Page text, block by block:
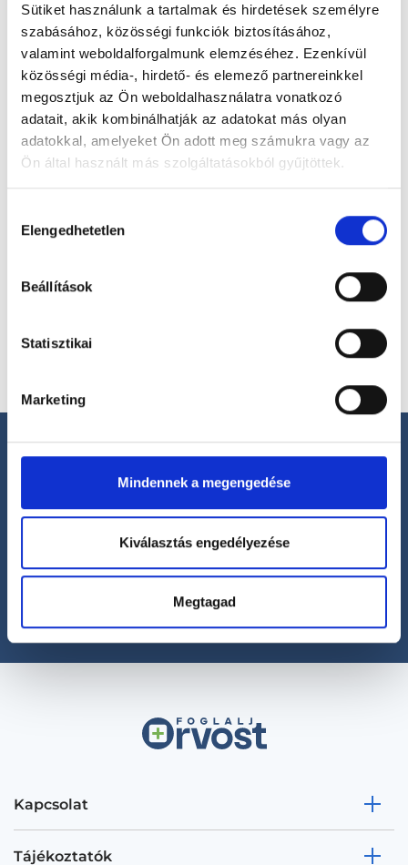
Sütiket használunk a tartalmak és hirdetések személyre
szabásához, közösségi funkciók biztosításához,
valamint weboldalforgalmunk elemzéséhez. Ezenkívül
közösségi média-, hirdető- és elemező partnereinkkel
megosztjuk az Ön weboldalhasználatra vonatkozó
adatait, akik kombinálhatják az adatokat más olyan
adatokkal, amelyeket Ön adott meg számukra vagy az
Ön által használt más szolgáltatásokból gyűjtöttek.
szabályzat:https://foglaljorvost.hu/info/foglaljorvost-
kiválasztása
Elengedhetetlen
Beállítások
Statisztikai
Marketing
Mindennek a megengedése
Kiválasztás engedélyezése
Megtagad
Foglalj időpontot megbízható
magánorvosokhoz most!
Válassz szakterületet
Segíthetünk?
(H-P: 8:00-20:00)
office@foglaljorvost.hu
Kapcsolat
Tájékoztatók